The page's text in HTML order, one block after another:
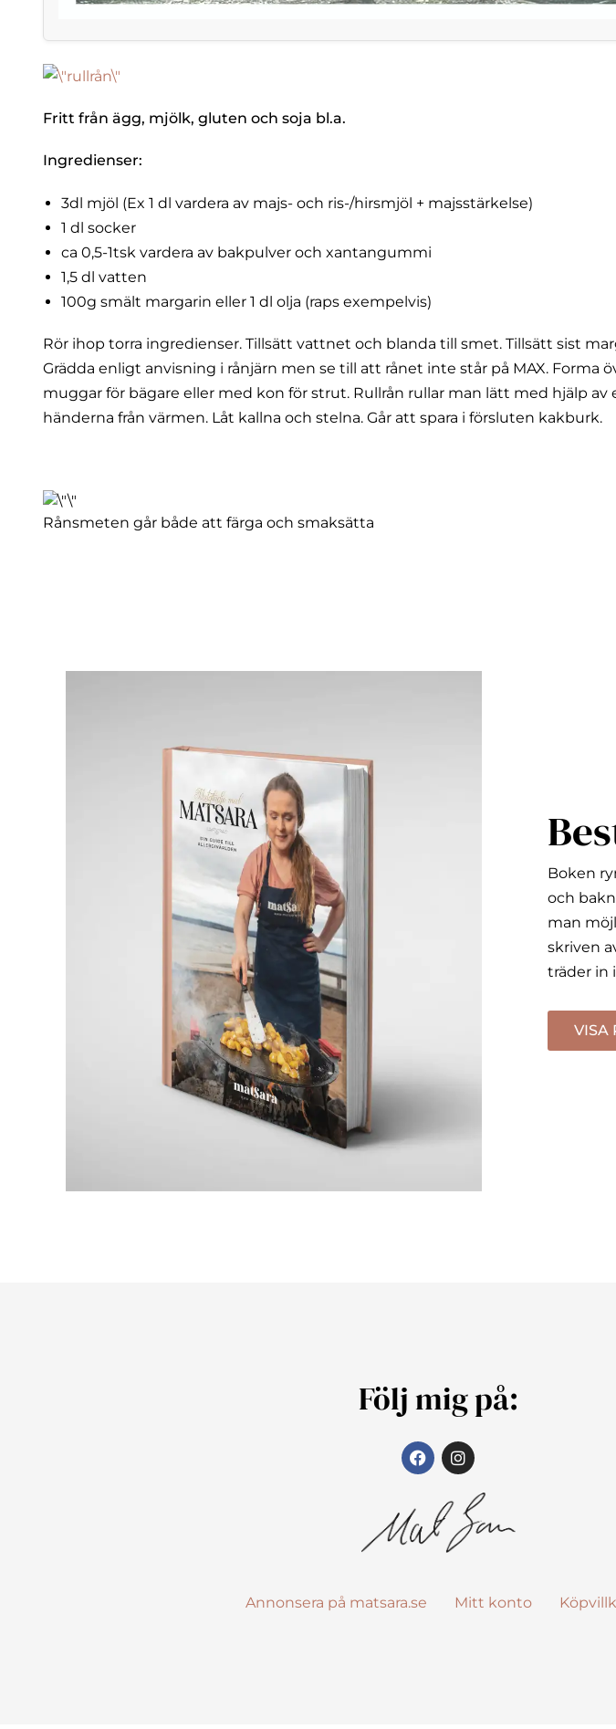
Fritt från ägg, mjölk, gluten och soja bl.a.
Ingredienser:
3dl mjöl (Ex 1 dl vardera av majs- och ris-/hirsmjöl + majsstärkelse)
1 dl socker
ca 0,5-1tsk vardera av bakpulver och xantangummi
1,5 dl vatten
100g smält margarin eller 1 dl olja (raps exempelvis)
Rör ihop torra ingredienser. Tillsätt vattnet och blanda till smet. Tillsätt sist
Grädda enligt anvisning i rånjärn men se till att rånet inte står på MAX. Forma
muggar för bägare eller med kon för strut. Rullrån rullar man lätt med hjälp
händerna från värmen. Låt kallna och stelna. Går att spara i försluten kakburk.
Rånsmeten går både att färga och smaksätta
Boken
och
man
skriven
träder in
VISA
Följ mig på:
Annonsera på matsara.se Mitt konto